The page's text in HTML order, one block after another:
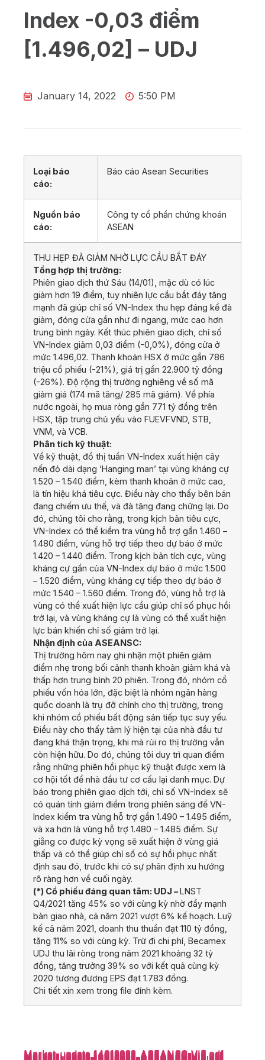
Index -0,03 điểm
[1.496,02] – UDJ
January 14, 2022 5:50 PM
Loại báo
cáo:
Báo cáo Asean Securities
Nguồn báo
cáo:
Công ty cổ phần chứng khoán
ASEAN
THU HẸP ĐÀ GIẢM NHỜ LỰC CẦU BẮT ĐÁY
Tổng hợp thị trường:
Phiên giao dịch thứ Sáu (14/01), mặc dù có lúc
giảm hơn 19 điểm, tuy nhiên lực cầu bắt đáy tăng
mạnh đã giúp chỉ số VN-Index thu hẹp đáng kể đà
giảm, đóng cửa gần như đi ngang, mức cao hơn
trung bình ngày. Kết thúc phiên giao dịch, chỉ số
VN-Index giảm 0,03 điểm (-0,0%), đóng cửa ở
mức 1.496,02. Thanh khoản HSX ở mức gần 786
triệu cổ phiếu (-21%), giá trị gần 22.900 tỷ đồng
(-26%). Độ rộng thị trường nghiêng về số mã
giảm giá (174 mã tăng/ 285 mã giảm). Về phía
nước ngoài, họ mua ròng gần 771 tỷ đồng trên
HSX, tập trung chủ yếu vào FUEVFVND, STB,
VNM, và VCB.
Phân tích kỹ thuật:
Về kỹ thuật, đồ thị tuần VN-Index xuất hiện cây
nến đỏ dài dạng ‘Hanging man’ tại vùng kháng cự
1.520 – 1.540 điểm, kèm thanh khoản ở mức cao,
là tín hiệu khá tiêu cực. Điều này cho thấy bên bán
đang chiếm ưu thế, và đà tăng đang chững lại. Do
đó, chúng tôi cho rằng, trong kịch bản tiêu cực,
VN-Index có thể kiểm tra vùng hỗ trợ gần 1.460 –
1.480 điểm, vùng hỗ trợ tiếp theo dự báo ở mức
1.420 – 1.440 điểm. Trong kịch bản tích cực, vùng
kháng cự gần của VN-Index dự báo ở mức 1.500
– 1.520 điểm, vùng kháng cự tiếp theo dự báo ở
mức 1.540 – 1.560 điểm. Trong đó, vùng hỗ trợ là
vùng có thể xuất hiện lực cầu giúp chỉ số phục hồi
trở lại, và vùng kháng cự là vùng có thể xuất hiện
lực bán khiến chỉ số giảm trở lại.
Nhận định của ASEANSC:
Thị trường hôm nay ghi nhận một phiên giảm
điểm nhẹ trong bối cảnh thanh khoản giảm khá và
thấp hơn trung bình 20 phiên. Trong đó, nhóm cổ
phiếu vốn hóa lớn, đặc biệt là nhóm ngân hàng
quốc doanh là trụ đỡ chính cho thị trường, trong
khi nhóm cổ phiếu bất động sản tiếp tục suy yếu.
Điều này cho thấy tâm lý hiện tại của nhà đầu tư
đang khá thận trọng, khi mà rủi ro thị trường vẫn
còn hiện hữu. Do đó, chúng tôi duy trì quan điểm
rằng những phiên hồi phục kỹ thuật được xem là
cơ hội tốt để nhà đầu tư cơ cấu lại danh mục. Dự
báo trong phiên giao dịch tới, chỉ số VN-Index sẽ
có quán tính giảm điểm trong phiên sáng để VN-
Index kiểm tra vùng hỗ trợ gần 1.490 – 1.495 điểm,
và xa hơn là vùng hỗ trợ 1.480 – 1.485 điểm. Sự
giằng co được kỳ vọng sẽ xuất hiện ở vùng giá
thấp và có thể giúp chỉ số có sự hồi phục nhất
định sau đó, trước khi có sự phân định xu hướng
rõ ràng hơn về cuối ngày.
(*) Cổ phiếu đáng quan tâm: UDJ –LNST
Q4/2021 tăng 45% so với cùng kỳ nhờ đẩy mạnh
bàn giao nhà, cả năm 2021 vượt 6% kế hoạch. Luỹ
kế cả năm 2021, doanh thu thuần đạt 110 tỷ đồng,
tăng 11% so với cùng kỳ. Trừ đi chi phí, Becamex
UDJ thu lãi ròng trong năm 2021 khoảng 32 tỷ
đồng, tăng trưởng 39% so với kết quả cùng kỳ
2020 tương đương EPS đạt 1.783 đồng.
Chi tiết xin xem trong file đính kèm.
Market-update_14012022_ASEANSC-VIE.pdf
Market-update_14012022_ASEANSC-VIE.pdf
Market-update_14012022_ASEANSC-VIE.pdf
Market-update_14012022_ASEANSC-VIE.pdf
Market-update_14012022_ASEANSC-VIE.pdf
Market-update_14012022_ASEANSC-VIE.pdf
Market-update_14012022_ASEANSC-VIE.pdf